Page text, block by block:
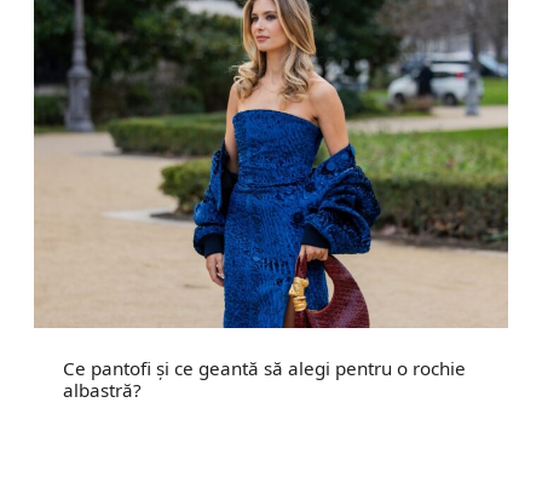
Ce pantofi și ce geantă să alegi pentru o rochie
albastră?